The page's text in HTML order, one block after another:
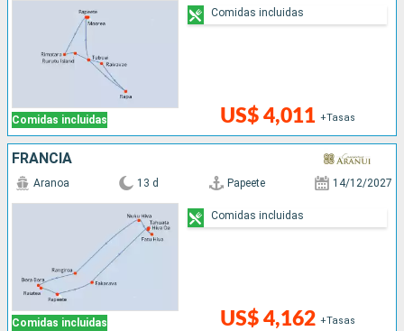
Comidas incluidas US$ 4,011 +Tasas
Comidas incluidas
FRANCIA
Comidas incluidas
Aranoa 13 d Papeete 14/12/2027
US$ 4,162 +Tasas
Comidas incluidas